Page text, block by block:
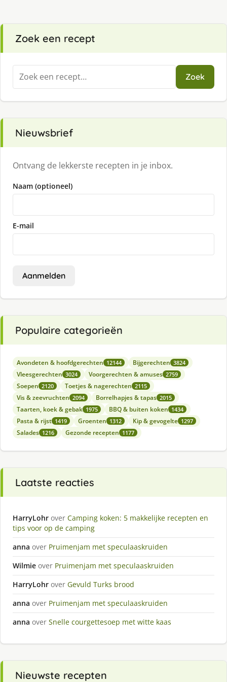
Zoek een recept
Zoeken
naar:
Zoek
Nieuwsbrief
Ontvang de lekkerste recepten in je inbox.
Naam (optioneel)
E-mail
Aanmelden
Populaire categorieën
Avondeten & hoofdgerechten 12144 Bijgerechten 3824
Vleesgerechten 3024 Voorgerechten & amuses 2759
Soepen 2120 Toetjes & nagerechten 2115
Vis & zeevruchten 2094 Borrelhapjes & tapas 2015
Taarten, koek & gebak 1975 BBQ & buiten koken 1434
Pasta & rijst 1419 Groenten 1312 Kip & gevogelte 1297
Salades 1216 Gezonde recepten 1177
Laatste reacties
HarryLohr over Camping koken: 5 makkelijke recepten en
tips voor op de camping
anna over Pruimenjam met speculaaskruiden
Wilmie over Pruimenjam met speculaaskruiden
HarryLohr over Gevuld Turks brood
anna over Pruimenjam met speculaaskruiden
anna over Snelle courgettesoep met witte kaas
Nieuwste recepten